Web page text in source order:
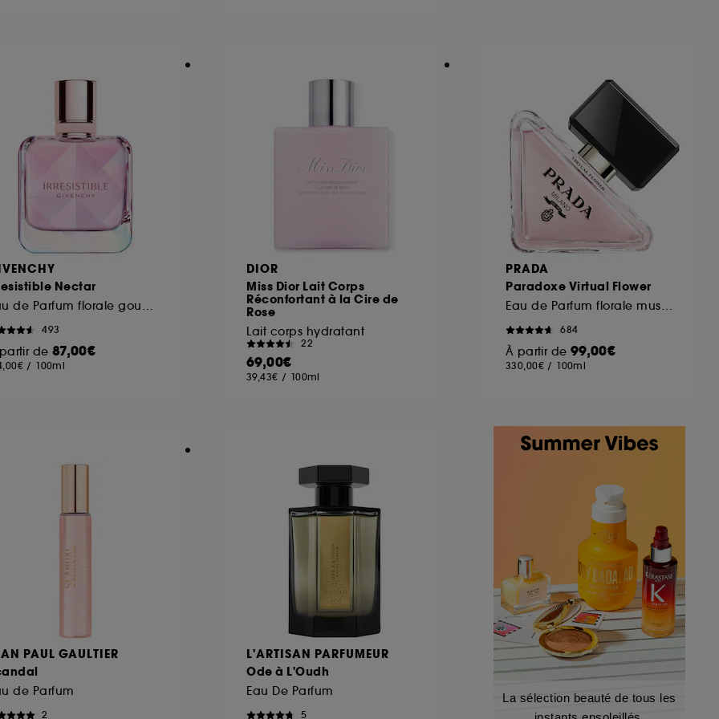
Nectar
493
de 87,00€
/ 100ml
DIOR
Miss Dior Lait Corps
Réconfortant à la Cire de
Rose
Lait corps hydratant
22
69,00€
39,43€ / 100ml
PRADA
Paradoxe Virtual Flower
684
À partir de 99,00€
330,00€ / 100ml
PAUL GAULTIER
de Parfum
2
L'ARTISAN PARFUMEUR
Ode à L'Oudh
Eau De Parfum
5
La sélection beauté de tous les
et la lecture de ces traceurs requiert votre accord. Vous pouvez personnaliser vos choix concernant
mes choix" ci-dessous ou décider de "tout accepter". Sephora pourra associer les
Cookies, pour les finalités acceptées, avec les données personnelles collectées ou générées lors
refuser tous les cookies, cliques sur "continuer sans accepter". Voous pouvez à tout moment choisir
obtenir plus d'information sur les cookies utilisés,